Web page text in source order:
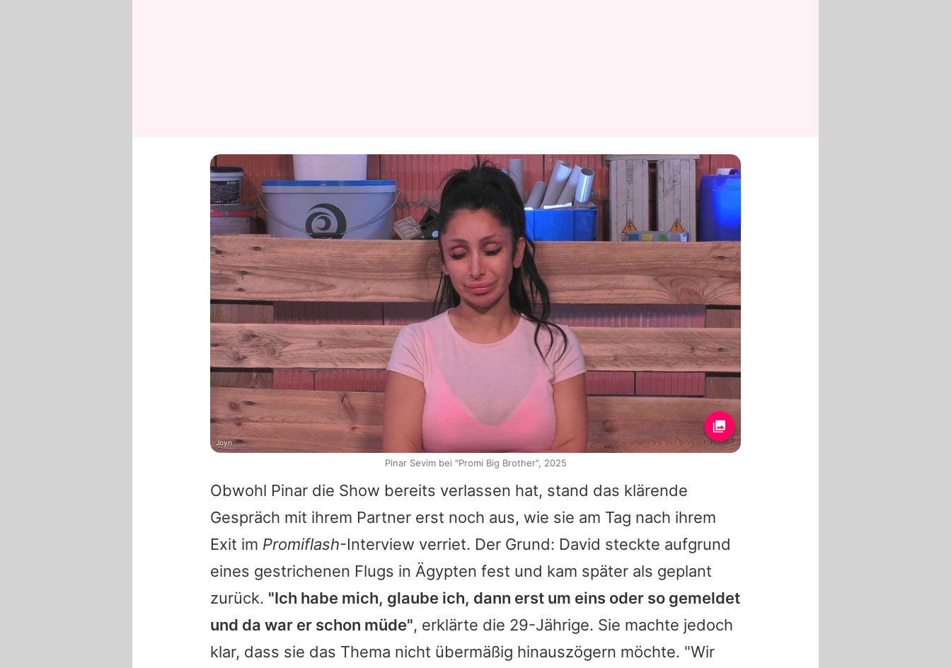
Obwohl Pinar die Show bereits verlassen hat, stand das klärende
Gespräch mit ihrem Partner erst noch aus, wie sie am Tag nach ihrem
Exit im Promiflash-Interview verriet. Der Grund: David steckte aufgrund
eines gestrichenen Flugs in Ägypten fest und kam später als geplant
zurück. "Ich habe mich, glaube ich, dann erst um eins oder so gemeldet
und da war er schon müde", erklärte die 29-Jährige. Sie machte jedoch
klar, dass sie das Thema nicht übermäßig hinauszögern möchte. "Wir
Joyn
Pinar Sevim bei "Promi Big Brother", 2025